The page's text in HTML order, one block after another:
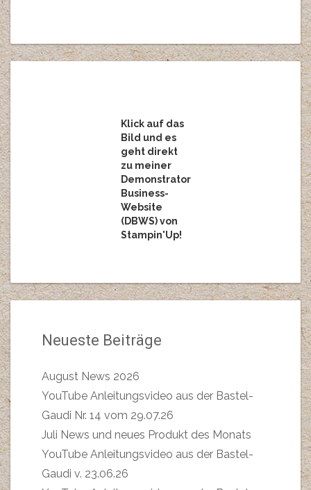
Klick auf das
Bild und es
geht direkt
zu meiner
Demonstrator
Business-
Website
(DBWS) von
Stampin'Up!
Neueste Beiträge
August News 2026
YouTube Anleitungsvideo aus der Bastel-
Gaudi Nr. 14 vom 29.07.26
Juli News und neues Produkt des Monats
YouTube Anleitungsvideo aus der Bastel-
Gaudi v. 23.06.26